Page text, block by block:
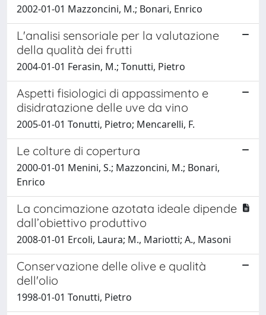
2002-01-01 Mazzoncini, M.; Bonari, Enrico
L'analisi sensoriale per la valutazione
della qualità dei frutti
2004-01-01 Ferasin, M.; Tonutti, Pietro
Aspetti fisiologici di appassimento e
disidratazione delle uve da vino
2005-01-01 Tonutti, Pietro; Mencarelli, F.
Le colture di copertura
2000-01-01 Menini, S.; Mazzoncini, M.; Bonari,
Enrico
La concimazione azotata ideale dipende
dall’obiettivo produttivo
2008-01-01 Ercoli, Laura; M., Mariotti; A., Masoni
Conservazione delle olive e qualità
dell'olio
1998-01-01 Tonutti, Pietro